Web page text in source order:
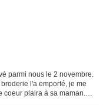
parmi nous le 2 novembre.
l'a emporté, je me
coeur plaira à sa maman.